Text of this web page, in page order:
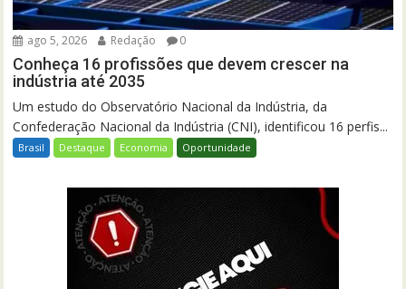
ago 5, 2026 Redação 0
Conheça 16 profissões que devem crescer na
indústria até 2035
Um estudo do Observatório Nacional da Indústria, da
Confederação Nacional da Indústria (CNI), identificou 16 perfis...
Brasil Destaque Economia Oportunidade